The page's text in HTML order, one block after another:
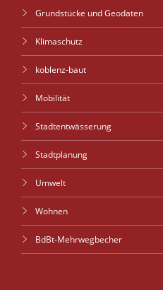
Grundstücke und Geodaten
Klimaschutz
koblenz-baut
Mobilität
Stadtentwässerung
Stadtplanung
Umwelt
Wohnen
BdBt-Mehrwegbecher